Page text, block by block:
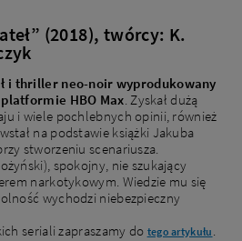
(2018), twórcy: K.
i thriller neo-noir wyprodukowany
HBO Max. Zyskał dużą
i wiele pochlebnych opinii, również
na podstawie książki Jakuba
stworzeniu scenariusza.
spokojny, nie szukający
narkotykowym. Wiedzie mu się
wychodzi niebezpieczny
seriali zapraszamy do tego artykułu .